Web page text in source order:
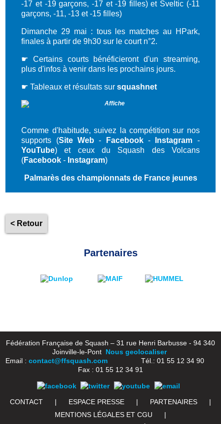
-17 et -19 garçons, -17 et -19 filles) et Sveltic (-11
garçons, -11, -13 et -15 filles)
Dimanche 29 mai : tous les matches au HPark,
finales à partir de 9h30 sur le court n°2.
☛ Certains courts bénéficieront d'un streaming,
plus d'infos à venir dans les prochains jours.
☛ Tableaux et résultats sursquashnet
Comme d'habitude, suivez la compétition sur nos
supports (Site Web- Facebook- Instagram -
YouTube) et ceux du Squash des Volcans
(Facebook - Instagram)
Palmarès des championnats de France jeunes
< Retour
Partenaires
Fédération Française de Squash – 31 rue Henri Barbusse - 94 340
Joinville-le-Pont Nous geolocaliser
Email : contact@ffsquash.comTél.: 01 55 12 34 90
Fax : 01 55 12 34 91
CONTACT | ESPACE PRESSE | PARTENAIRES
|
MENTIONS LÉGALES ET CGU
|